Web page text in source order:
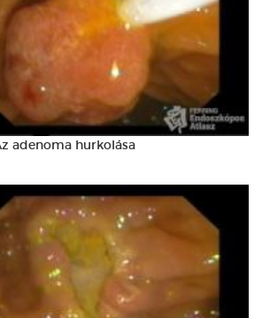
adenoma hurkolása